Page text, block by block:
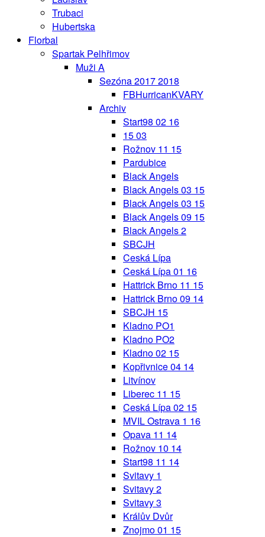
Trubaci
Hubertska
Florbal
Spartak Pelhřimov
Muži A
Sezóna 2017 2018
FBHurricanKVARY
Archiv
Start98 02 16
15 03
Rožnov 11 15
Pardubice
Black Angels
Black Angels 03 15
Black Angels 03 15
Black Angels 09 15
Black Angels 2
SBCJH
Ceská Lípa
Ceská Lípa 01 16
Hattrick Brno 11 15
Hattrick Brno 09 14
SBCJH 15
Kladno PO1
Kladno PO2
Kladno 02 15
Kopřivnice 04 14
Litvínov
Liberec 11 15
Ceská Lípa 02 15
MVIL Ostrava 1 16
Opava 11 14
Rožnov 10 14
Start98 11 14
Svitavy 1
Svitavy 2
Svitavy 3
Králův Dvůr
Znojmo 01 15